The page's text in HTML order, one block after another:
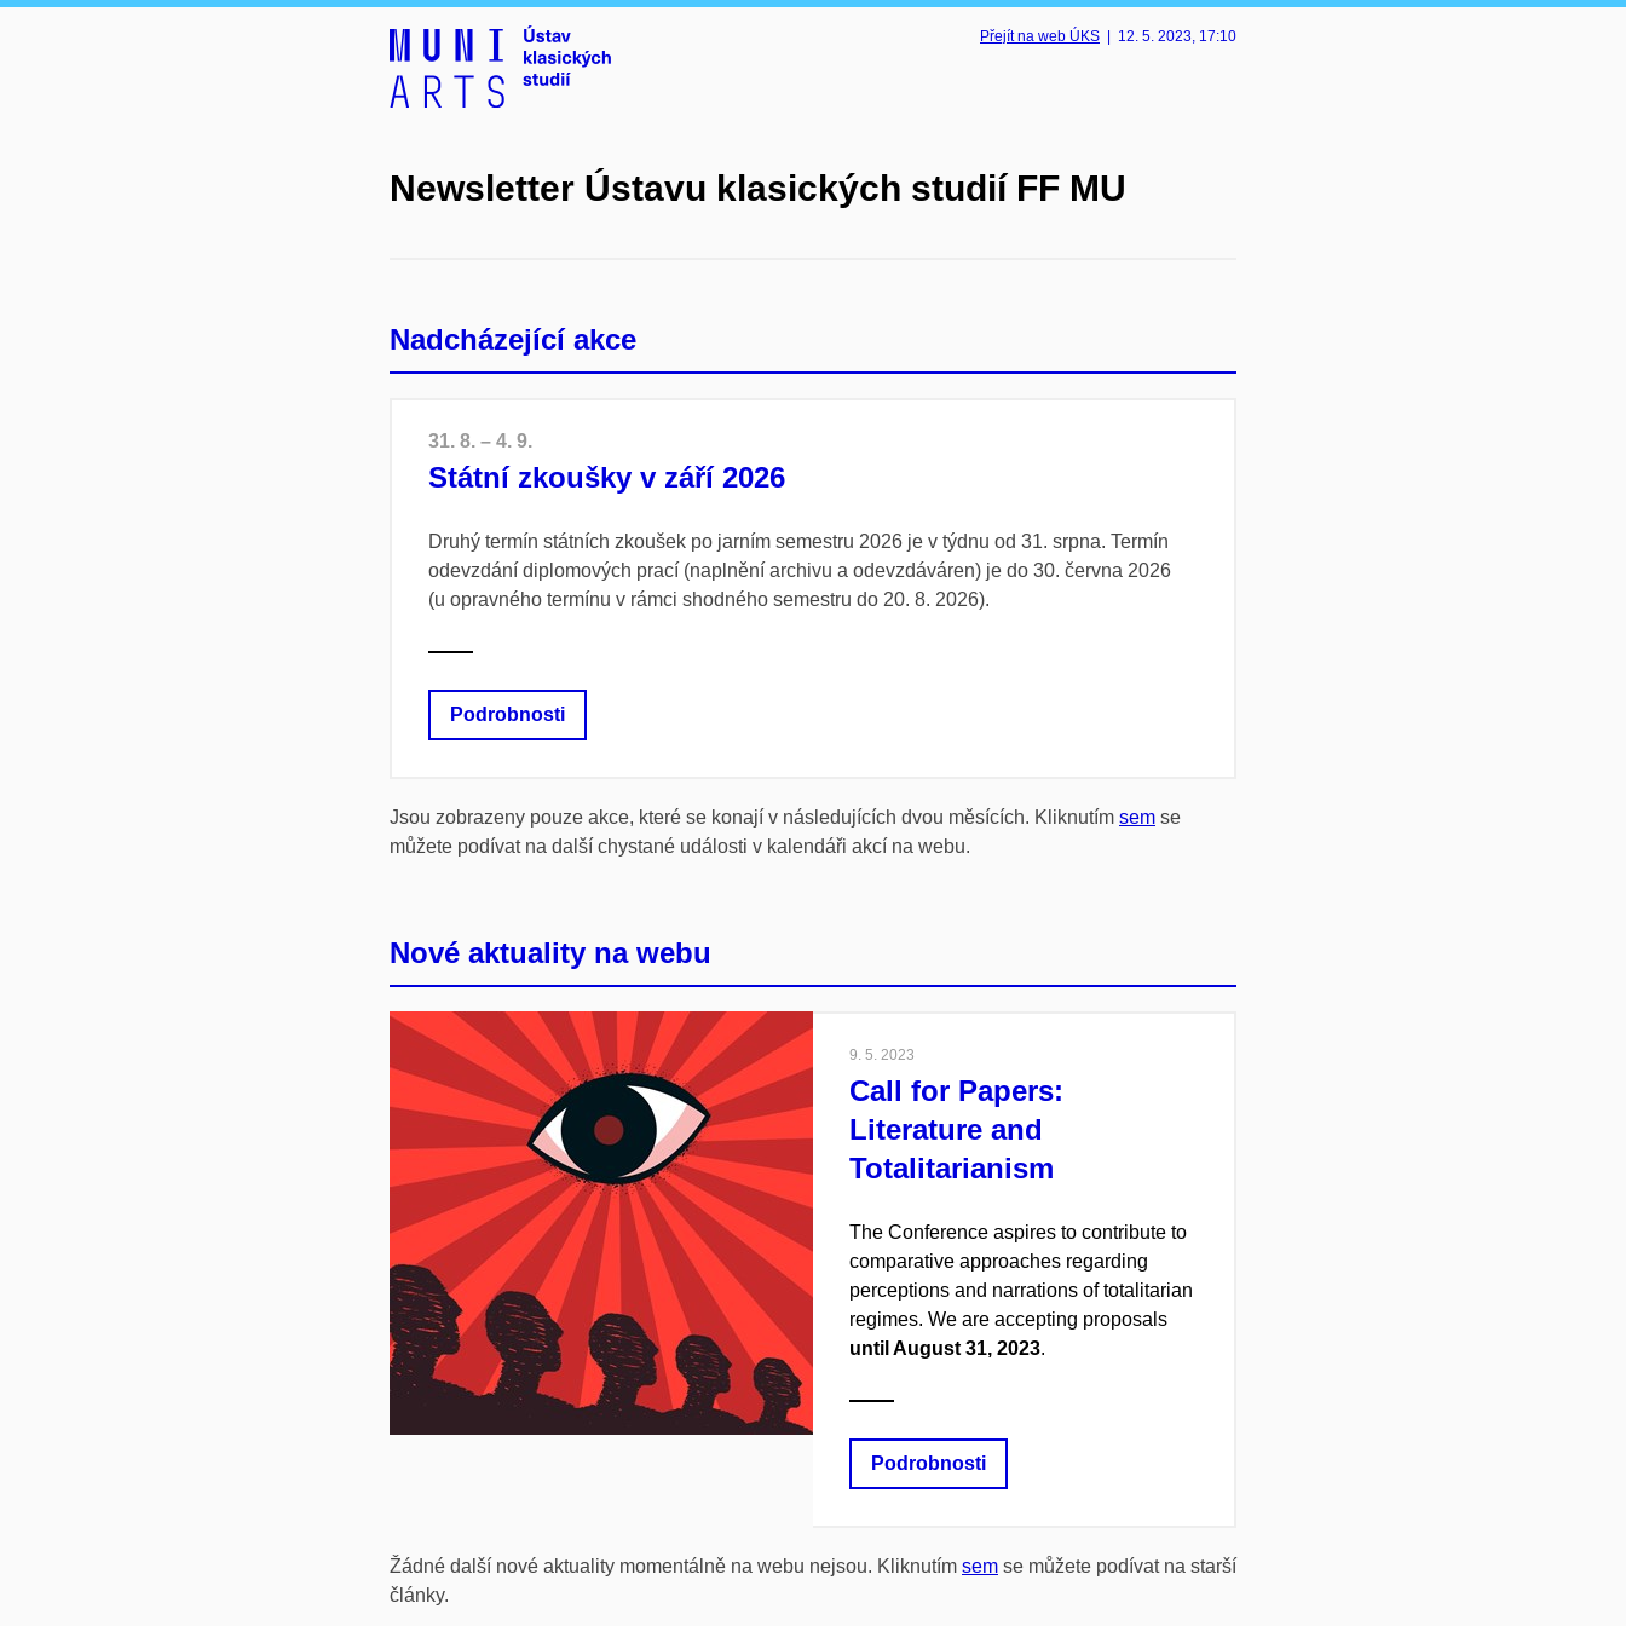
Přejít na web ÚKS 12. 5. 2023, 17:10
Newsletter Ústavu klasických studií FF MU
Nadcházející akce
31. 8. – 4. 9.
Státní zkoušky v září 2026
Druhý termín státních zkoušek po jarním semestru 2026 je v týdnu od 31. srpna. Termín
odevzdání diplomových prací (naplnění archivu a odevzdáváren) je do 30. června 2026
(u opravného termínu v rámci shodného semestru do 20. 8. 2026).
Podrobnosti
Jsou zobrazeny pouze akce, které se konají v následujících dvou měsících. Kliknutím sem se
můžete podívat na další chystané události v kalendáři akcí na webu.
Nové aktuality na webu
9. 5. 2023
Call for Papers:
Literature and
Totalitarianism
The Conference aspires to contribute to
comparative approaches regarding
perceptions and narrations of totalitarian
regimes. We are accepting proposals
until August 31, 2023.
Podrobnosti
Žádné další nové aktuality momentálně na webu nejsou. Kliknutím sem se můžete podívat na starší
články.